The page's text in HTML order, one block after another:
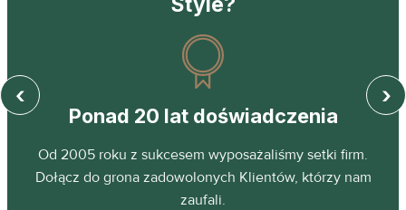
Ponad 20 lat doświadczenia
Od 2005 roku z sukcesem wyposażaliśmy setki firm.
Dołącz do grona zadowolonych Klientów, którzy nam
zaufali.
‹ ›